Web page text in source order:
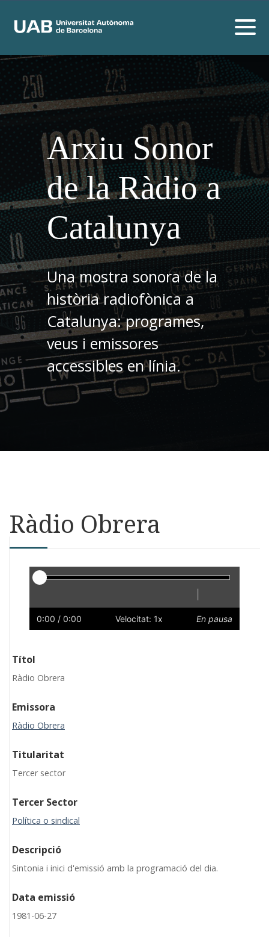
Arxiu Sonor
de la Ràdio a
Catalunya
Una mostra sonora de la
història radiofònica a
Catalunya: programes,
veus i emissores
accessibles en línia.
Ràdio Obrera
Reproductor
Lent
0:00 / 0:00 Velocitat: 1x En pausa
Títol
Ràdio Obrera
Emissora
Ràdio Obrera
Titularitat
Tercer sector
Tercer Sector
Política o sindical
Descripció
Sintonia i inici d'emissió amb la programació del dia.
Data emissió
1981-06-27